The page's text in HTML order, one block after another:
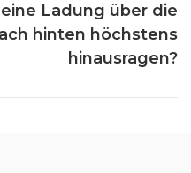
Ladung über die
hinten höchstens
hinausragen?